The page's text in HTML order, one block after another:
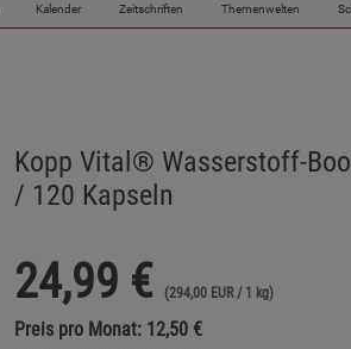
Kalender Zeitschriften Themenwelten
Kopp Vital® Wasserstoff-
/ 120 Kapseln
24,99 € (294,00 EUR / 1 kg)
Preis pro Monat: 12,50 €